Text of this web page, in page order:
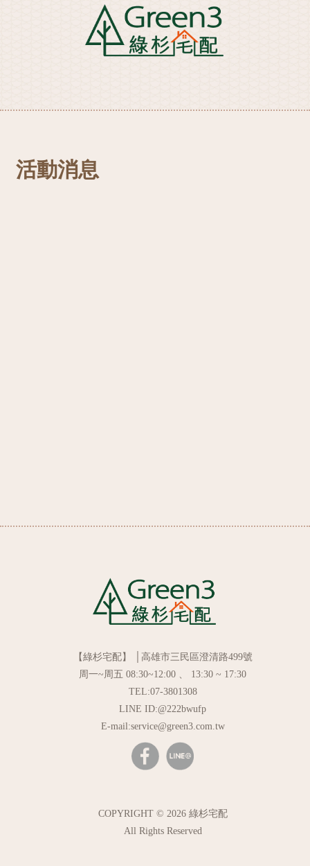
活動消息
【綠杉宅配】 │高雄市三民區澄清路499號
周一~周五 08:30~12:00 、 13:30 ~ 17:30
TEL:07-3801308
LINE ID:@222bwufp
E-mail:service@green3.com.tw
COPYRIGHT © 2026 綠杉宅配
All Rights Reserved